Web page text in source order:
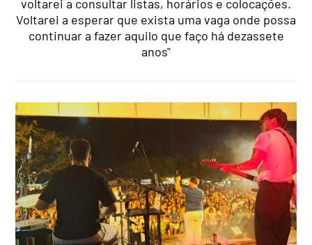
voltarei a consultar listas, horários e colocações.
Voltarei a esperar que exista uma vaga onde possa
continuar a fazer aquilo que faço há dezassete
anos"